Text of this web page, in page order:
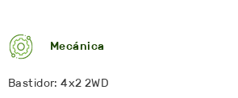
Mecánica
Bastidor: 4x2 2WD